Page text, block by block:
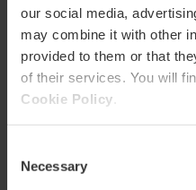
our social media,
may combine it with other
provided to them or that
of their services. You will
Cookie Policy
Selection
NecessaryFallas di Valencia